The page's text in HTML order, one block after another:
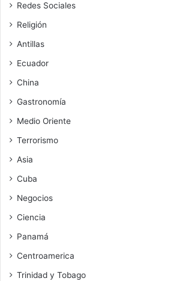
Redes Sociales
Religión
Antillas
Ecuador
China
Gastronomía
Medio Oriente
Terrorismo
Asia
Cuba
Negocios
Ciencia
Panamá
Centroamerica
Trinidad y Tobago